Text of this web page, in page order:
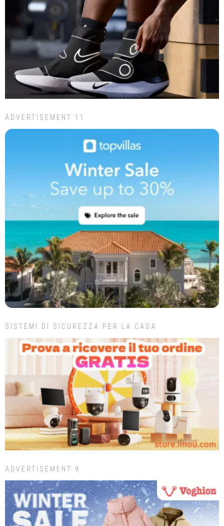
ADVERTISEMENT 11
SISTEMI DI SICUREZZA PER LA CASA
ADVERTISEMENT 9